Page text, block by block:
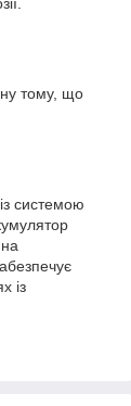
тому, що
системою
із